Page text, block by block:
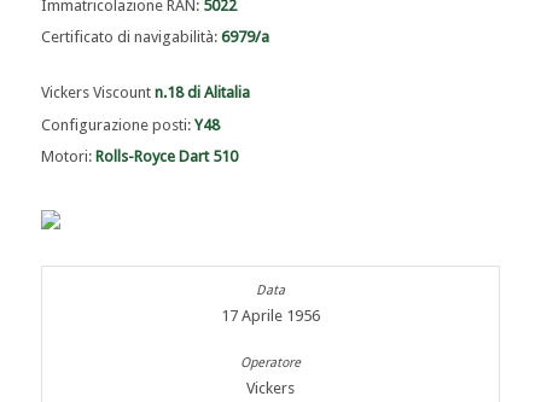
Immatricolazione RAN: 5022
Certificato di navigabilità: 6979/a
Vickers Viscount n.18 di Alitalia
Configurazione posti: Y48
Motori: Rolls-Royce Dart 510
17 Aprile 1956
Vickers